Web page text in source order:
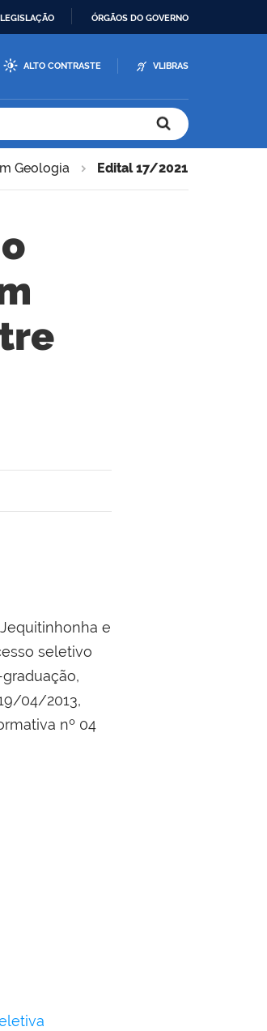
LEGISLAÇÃO ÓRGÃOS DO GOVERNO
ALTO CONTRASTE VLIBRAS
Geologia Edital 17/2021
e
seletivo
04/2013,
nº 04